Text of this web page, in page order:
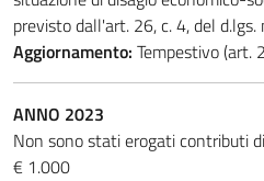
previsto dall'art. 26, c. 4, del
Aggiornamento: Tempestivo (art.
ANNO 2023
Non sono stati erogati contributi
€ 1.000